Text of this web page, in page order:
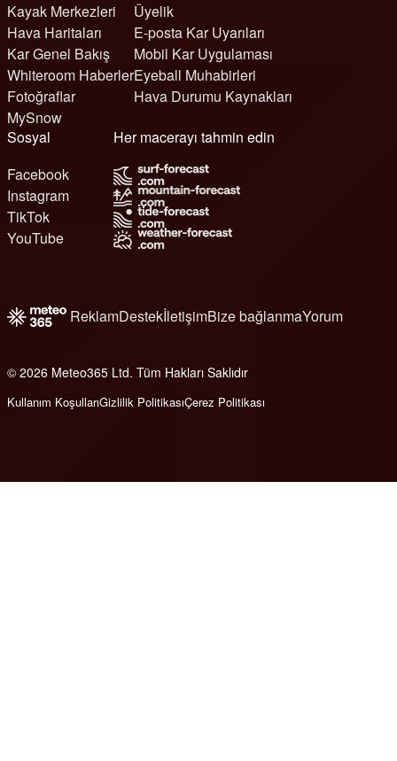
Kayak Merkezleri
Hava Haritaları
Kar Genel Bakış
Whiteroom Haberler
Fotoğraflar
MySnow
Üyelik
E-posta Kar Uyarıları
Mobil Kar Uygulaması
Eyeball Muhabirleri
Hava Durumu Kaynakları
Sosyal
Facebook
Instagram
TikTok
YouTube
Her macerayı tahmin edin
ReklamDestekİletişimBize bağlanmaYorum
© 2026 Meteo365 Ltd. Tüm Hakları Saklıdır
Kullanım KoşullarıGizlilik PolitikasıÇerez Politikası